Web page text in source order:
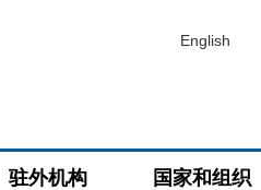
English
驻外机构 国家和组织